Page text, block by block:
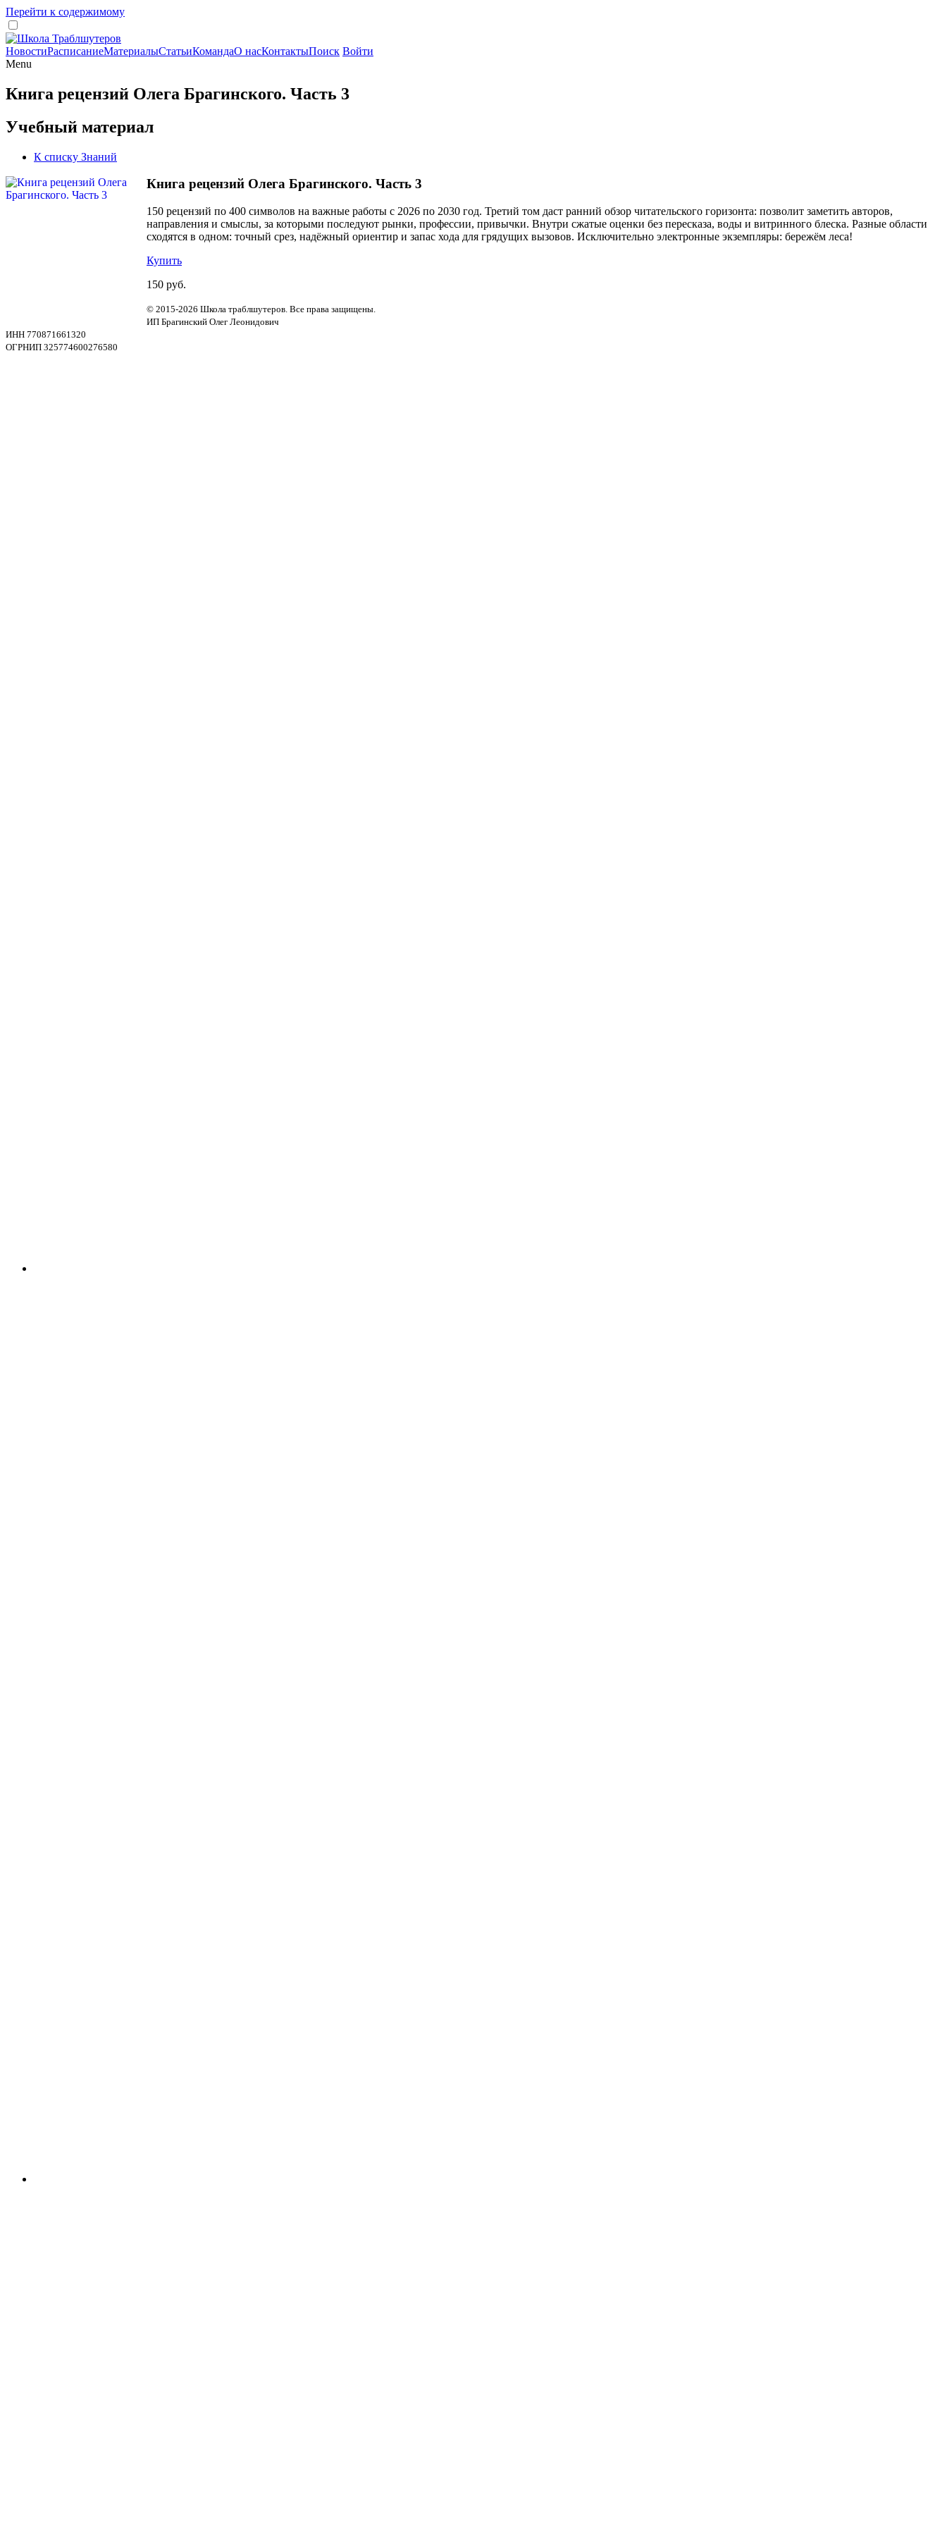
Перейти к содержимому
НовостиРасписаниеМатериалыСтатьиКомандаО насКонтактыПоиск Войти
Menu
Книга рецензий Олега Брагинского. Часть 3
Учебный материал
К списку Знаний
Книга рецензий Олега Брагинского. Часть 3
150 рецензий по 400 символов на важные работы с 2026 по 2030 год. Третий том даст ранний обзор читательского горизонта: позволит заметить авторов,
направления и смыслы, за которыми последуют рынки, профессии, привычки. Внутри сжатые оценки без пересказа, воды и витринного блеска. Разные области
сходятся в одном: точный срез, надёжный ориентир и запас хода для грядущих вызовов. Исключительно электронные экземпляры: бережём леса!
Купить
150 руб.
© 2015-2026 Школа траблшутеров. Все права защищены.
ИП Брагинский Олег Леонидович
ИНН 770871661320
ОГРНИП 325774600276580